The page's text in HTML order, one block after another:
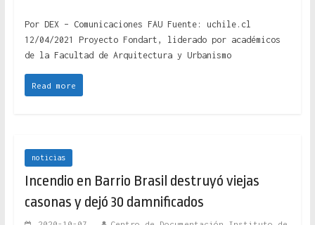
Por DEX – Comunicaciones FAU Fuente: uchile.cl
12/04/2021 Proyecto Fondart, liderado por académicos
de la Facultad de Arquitectura y Urbanismo
Read more
noticias
Incendio en Barrio Brasil destruyó viejas
casonas y dejó 30 damnificados